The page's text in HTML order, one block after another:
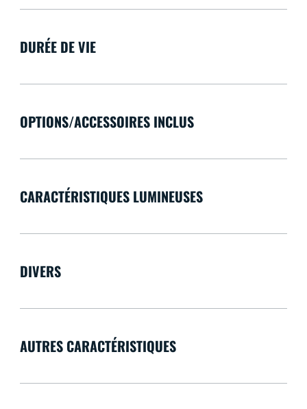
DURÉE DE VIE
OPTIONS/ACCESSOIRES INCLUS
CARACTÉRISTIQUES LUMINEUSES
DIVERS
AUTRES CARACTÉRISTIQUES